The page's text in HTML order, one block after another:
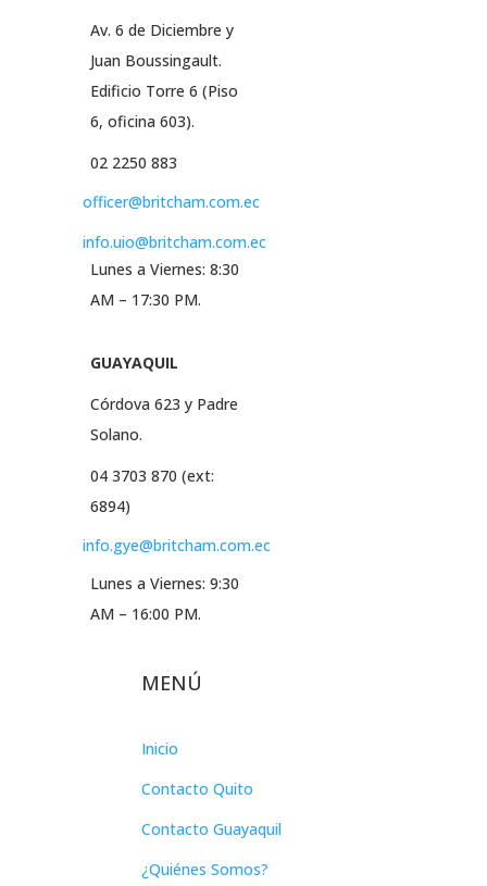
Av. 6 de Diciembre y
Juan Boussingault.
Edificio Torre 6 (Piso
6, oficina 603).
02 2250 883
officer@britcham.com.ec
info.uio@britcham.com.ec
Lunes a Viernes: 8:30
AM – 17:30 PM.
GUAYAQUIL
Córdova 623 y Padre
Solano.
04 3703 870 (ext:
6894)
info.gye@britcham.com.ec
Lunes a Viernes: 9:30
AM – 16:00 PM.
MENÚ
Inicio
Contacto Quito
Contacto Guayaquil
¿Quiénes Somos?